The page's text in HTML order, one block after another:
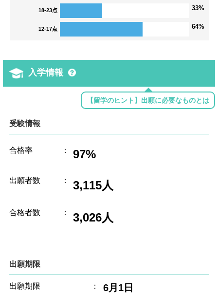
18-23点 33%
12-17点 64%
入学情報
【留学のヒント】出願に必要なものとは
受験情報
合格率 ： 97%
出願者数 ： 3,115人
合格者数 ： 3,026人
出願期限
出願期限 ： 6月1日